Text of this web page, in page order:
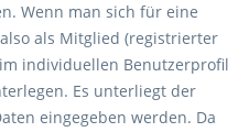
Wenn man sich für eine
als Mitglied (registrierter
individuellen Benutzerprofil
Es unterliegt der
eingegeben werden. Da